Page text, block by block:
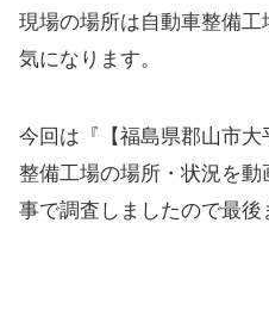
現場の場所は自動車整備
気になります。
今回は『【福島県郡山市
整備工場の場所・状況を動
事で調査しましたので最後